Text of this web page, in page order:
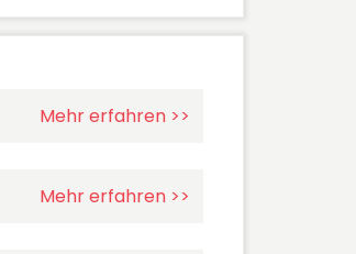
Mehr erfahren >>
Mehr erfahren >>